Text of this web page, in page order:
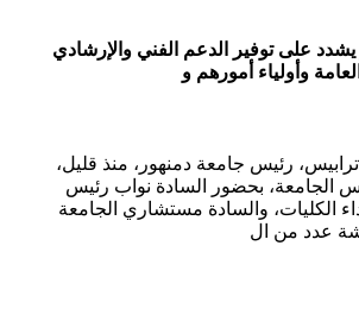
على توفير الدعم الفني والإرشادي
وأولياء أمورهم و
رئيس جامعة دمنهور، منذ قليل،
الجامعة، بحضور السادة نواب رئيس
الكليات، والسادة مستشاري الجامعة
عدد من ال